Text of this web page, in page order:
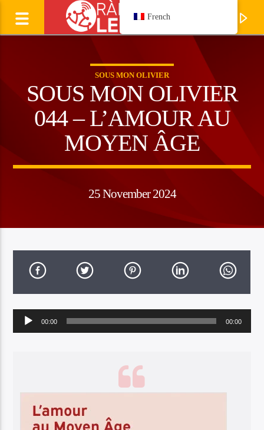
SOUS MON OLIVIER
SOUS MON OLIVIER
044 – L’AMOUR AU
MOYEN ÂGE
25 November 2024
Lecteur
00:00 00:00
French